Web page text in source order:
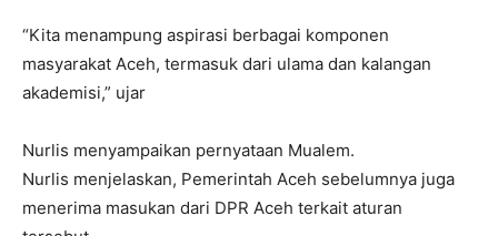
“Kita menampung aspirasi berbagai komponen
masyarakat Aceh, termasuk dari ulama dan kalangan
akademisi,” ujar
Nurlis menyampaikan pernyataan Mualem.
Nurlis menjelaskan, Pemerintah Aceh sebelumnya juga
menerima masukan dari DPR Aceh terkait aturan